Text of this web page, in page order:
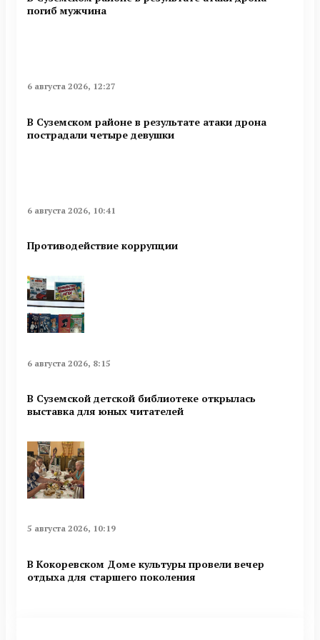
погиб мужчина
6 августа 2026, 12:27
В Суземском районе в результате атаки дрона
пострадали четыре девушки
6 августа 2026, 10:41
Противодействие коррупции
6 августа 2026, 8:15
В Суземской детской библиотеке открылась
выставка для юных читателей
5 августа 2026, 10:19
В Кокоревском Доме культуры провели вечер
отдыха для старшего поколения